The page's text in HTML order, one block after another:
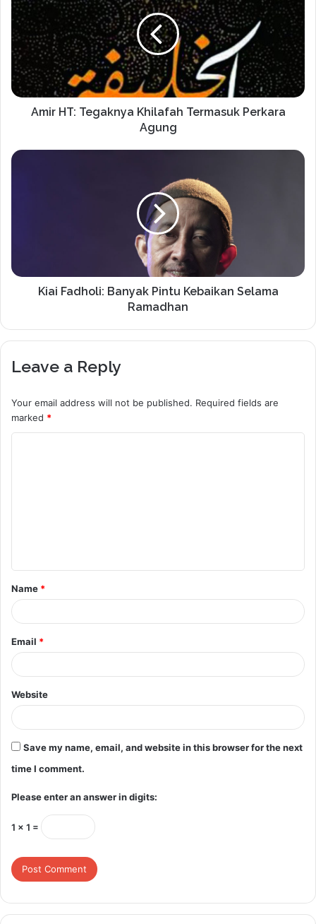
Amir HT: Tegaknya Khilafah Termasuk Perkara
Agung
Kiai Fadholi: Banyak Pintu Kebaikan Selama
Ramadhan
Leave a Reply
Your email address will not be published. Required fields are
marked *
t
*
Name *
Email *
Website
Save my name, email, and website in this browser for the next
time I comment.
Please enter an answer in digits:
1 × 1 =